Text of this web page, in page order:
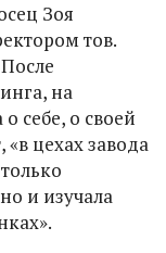
Зоя
тов.
на
себе, о своей
цехах завода
и изучала